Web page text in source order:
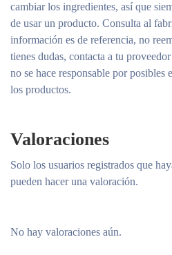
cambiar los ingredientes, así que
de usar un producto. Consulta al
información es de referencia, no
tienes dudas, contacta a tu
no se hace responsable por posibles
los productos.
Valoraciones
No hay valoraciones aún.
Solo los usuarios registrados que
pueden hacer una valoración.